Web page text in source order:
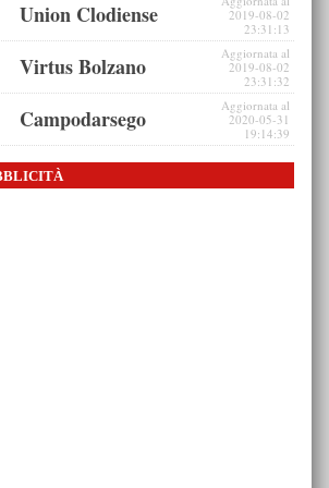
Union Clodiense
2019-08-02
23:31:13
Virtus Bolzano
Aggiornata al
2019-08-02
23:31:32
Campodarsego
Aggiornata al
2020-05-31
19:14:39